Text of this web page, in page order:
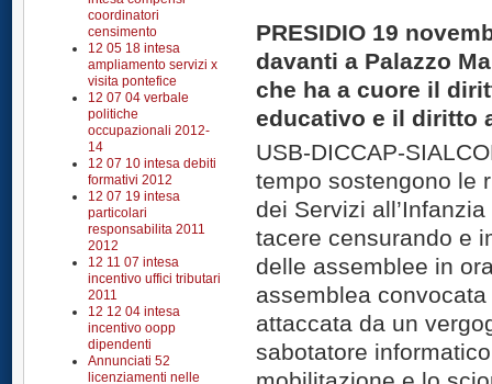
coordinatori
censimento
12 05 18 intesa
ampliamento servizi x
visita pontefice
12 07 04 verbale
politiche
occupazionali 2012-
14
12 07 10 intesa debiti
formativi 2012
12 07 19 intesa
particolari
responsabilita 2011
2012
12 11 07 intesa
incentivo uffici tributari
2011
12 12 04 intesa
incentivo oopp
dipendenti
Annunciati 52
licenziamenti nelle
PRESIDIO 19
davanti a Palazzo
che ha a cuore il
educativo e il diritto
USB-DICCAP-
tempo sostengono le
dei Servizi
tacere censurando e
delle assemblee in
assemblea
attaccata da un
sabotatore